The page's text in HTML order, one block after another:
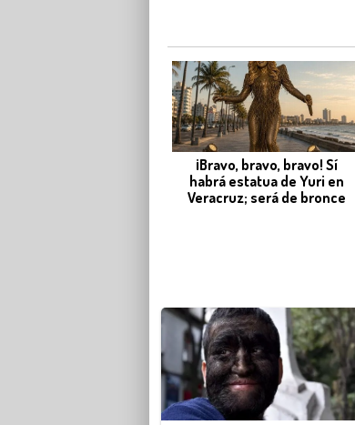
¡Bravo, bravo, bravo! Sí
habrá estatua de Yuri en
Veracruz; será de bronce